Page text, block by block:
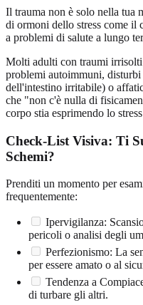
Il trauma non è solo nella tua
di ormoni dello stress come il
a problemi di salute a lungo
Molti adulti con traumi
problemi autoimmuni,
dell'intestino irritabile) o
che "non c'è nulla di
corpo stia esprimendo lo
Check-List Visiva: Ti
Schemi?
Prenditi un momento per
frequentemente:
Ipervigilanza:
pericoli o analisi degli
Perfezionismo: La
per essere amato o al
Tendenza a
di turbare gli altri.